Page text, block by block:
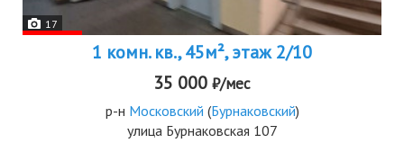
17
1 комн. кв., 45м², этаж 2/10
35 000 ₽/мес
р-н Московский (Бурнаковский)
улица Бурнаковская 107